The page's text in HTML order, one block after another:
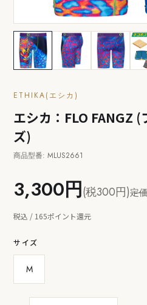
ETHIKA(エシカ)
エシカ：FLO FANGZ
ズ)
商品型番: MLUS2661
3,300円(税300円)定
税込 / 165ポイント還元
サイズ
M